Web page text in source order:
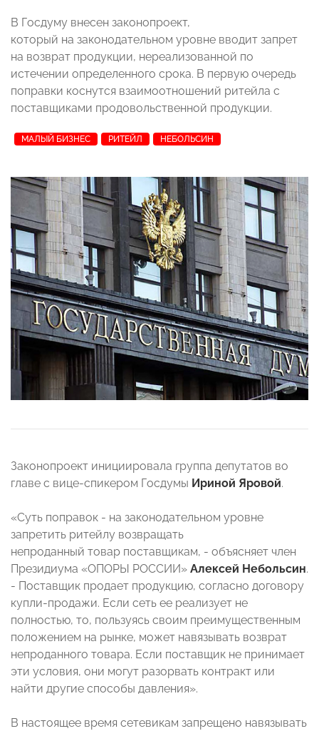
В Госдуму внесен законопроект,
который на законодательном уровне вводит запрет
на возврат продукции, нереализованной по
истечении определенного срока. В первую очередь
поправки коснутся взаимоотношений ритейла с
поставщиками продовольственной продукции.
МАЛЫЙ БИЗНЕС РИТЕЙЛ НЕБОЛЬСИН
Законопроект инициировала группа депутатов во
главе с вице-спикером Госдумы Ириной Яровой.
«Суть поправок - на законодательном уровне
запретить ритейлу возвращать
непроданный товар поставщикам, - объясняет член
Президиума «ОПОРЫ РОССИИ» Алексей Небольсин.
- Поставщик продает продукцию, согласно договору
купли-продажи. Если сеть ее реализует не
полностью, то, пользуясь своим преимущественным
положением на рынке, может навязывать возврат
непроданного товара. Если поставщик не принимает
эти условия, они могут разорвать контракт или
найти другие способы давления».
В настоящее время сетевикам запрещено навязывать